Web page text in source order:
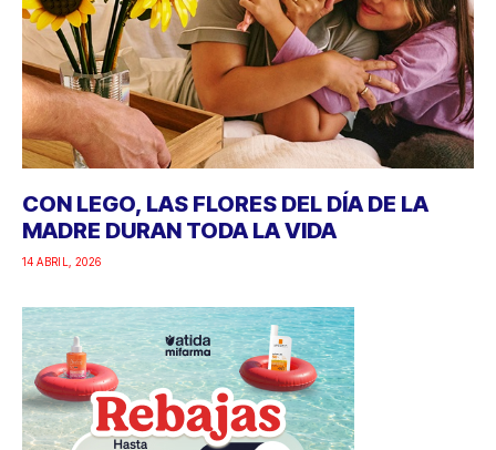
CON LEGO, LAS FLORES DEL DÍA DE LA
MADRE DURAN TODA LA VIDA
14 ABRIL, 2026